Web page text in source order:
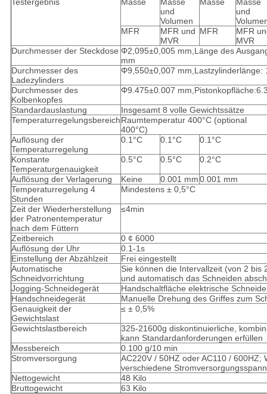
Testergebnis
Masse
Masse
und
Volumen
Masse
Masse
und
MFR
MFR und
MVR
MFR
MFR
MVR
Durchmesser der Steckdose Φ2,095±0,005 mm,Länge des
mm
Durchmesser des
Ladezylinders
Φ9,550±0,007 mm,Lastzylinderlänge:
Durchmesser des
Kolbenkopfes
Φ9.475±0.007
Standardauslastung
Insgesamt 8 volle Gewichtssätze
TemperaturregelungsbereichRaumtemperatur 400°C (optional
400°C)
Auflösung der
Temperaturregelung
0.1°C 0.1°C 0.1°C
Konstante
Temperaturgenauigkeit
0.5°C 0.5°C 0.2°C
Auflösung der Verlagerung Keine 0.001 mm0.001 mm
Temperaturregelung 4
Stunden
Mindestens ± 0,5°C
Zeit der Wiederherstellung
der Patronentemperatur
nach dem Füttern
≤4min
Zeitbereich
0 ¢ 6000
Auflösung der Uhr
0.1-1s
Einstellung der Abzählzeit
Frei eingestellt
Automatische
Schneidvorrichtung
Sie können die Intervallzeit (von 2 bis
und automatisch das Schneiden
Jogging-Schneidegerät
Handschaltfläche elektrische
Handschneidegerät
Manuelle Drehung des Griffes zum
Genauigkeit der
Gewichtslast
≤ ± 0,5%
Gewichtslastbereich
325-21600g diskontinuierliche,
kann Standardanforderungen erfüllen
Messbereich
0.100 g/10 min
Stromversorgung
AC220V / 50HZ oder AC110 / 600HZ;
verschiedene
Nettogewicht
48 Kilo
Bruttogewicht
63 Kilo